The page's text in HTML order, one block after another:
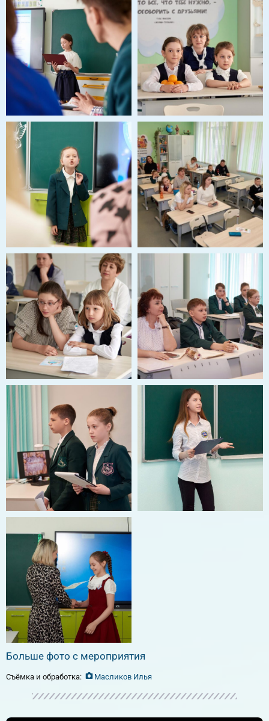
Больше фото с мероприятия
Съёмка и обработка: Масликов Илья